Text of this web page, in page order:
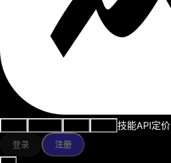
技能API定价
登录 注册